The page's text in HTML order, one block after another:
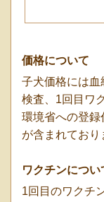
価格について
子犬価格には血
検査、1回目ワ
環境省への登
が含まれており
ワクチンについ
1回目のワクチ